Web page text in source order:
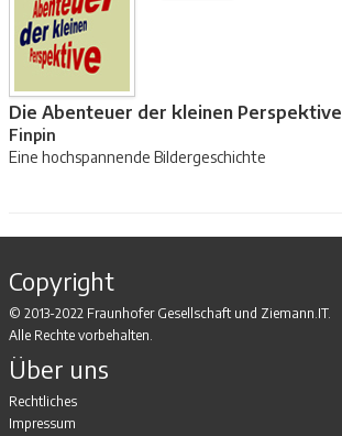
Die Abenteuer der kleinen Perspektive
Finpin
Eine hochspannende Bildergeschichte
Copyright
© 2013-2022 Fraunhofer Gesellschaft und Ziemann.IT.
Alle Rechte vorbehalten.
Über uns
Rechtliches
Impressum